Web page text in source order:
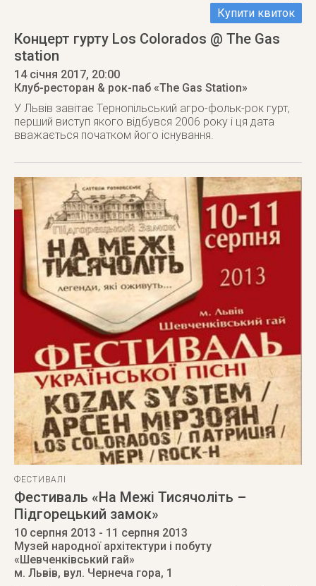
Купити квиток
Концерт гурту Los Colorados @ The Gas
station
14 січня 2017, 20:00
Клуб-ресторан & рок-паб «The Gas Station»
У Львів завітає Тернопільський агро-фольк-рок гурт,
перший виступ якого відбувся 2006 року і ця дата
вважається початком його існування.
ФЕСТИВАЛІ
Фестиваль «На Межі Тисячоліть –
Підгорецький замок»
10 серпня 2013 - 11 серпня 2013
Музей народної архітектури і побуту
«Шевченківський гай»
м. Львів, вул. Чернеча гора, 1